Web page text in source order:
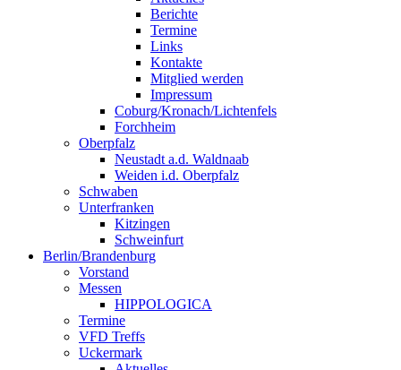
Berichte
Termine
Links
Kontakte
Mitglied werden
Impressum
Coburg/Kronach/Lichtenfels
Forchheim
Oberpfalz
Neustadt a.d. Waldnaab
Weiden i.d. Oberpfalz
Schwaben
Unterfranken
Kitzingen
Schweinfurt
Berlin/Brandenburg
Vorstand
Messen
HIPPOLOGICA
Termine
VFD Treffs
Uckermark